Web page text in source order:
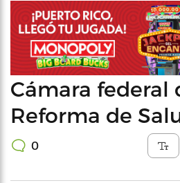
Cámara federal
Reforma de
0